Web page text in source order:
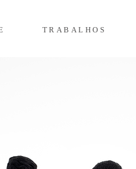
TRABALHOS